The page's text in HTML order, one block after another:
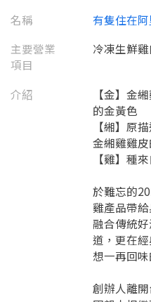
名稱
有隻住在
主要營業
項目
冷凍生鮮
介紹
【金】金
的金黃色
【緗】原
金緗雞雞
【雞】種
於難忘的
雞產品帶
融合傳統
道，更在
想一再回
創辦人離